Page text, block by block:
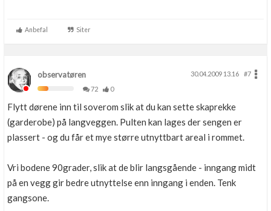
Anbefal Siter
observatøren 30.04.2009 13.16
#7
72
0
Flytt dørene inn til soverom slik at du kan sette skaprekke
(garderobe) på langveggen. Pulten kan lages der sengen er
plassert - og du får et mye større utnyttbart areal i rommet.
Vri bodene 90grader, slik at de blir langsgående - inngang midt
på en vegg gir bedre utnyttelse enn inngang i enden. Tenk
gangsone.